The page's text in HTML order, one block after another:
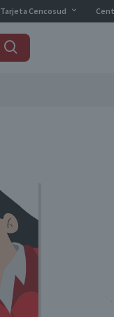
Tarjeta Cencosud